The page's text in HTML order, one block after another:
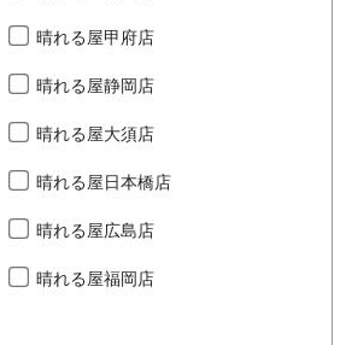
晴れる屋甲府店
晴れる屋静岡店
晴れる屋大須店
晴れる屋日本橋店
晴れる屋広島店
晴れる屋福岡店